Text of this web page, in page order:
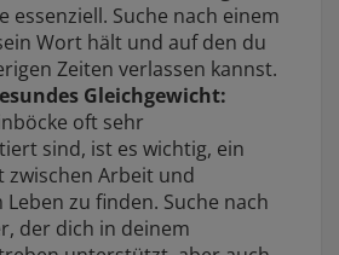
essenziell. Suche nach einem
Wort hält und auf den du
Zeiten verlassen kannst.
Gleichgewicht:
oft sehr
sind, ist es wichtig, ein
zwischen Arbeit und
zu finden. Suche nach
der dich in deinem